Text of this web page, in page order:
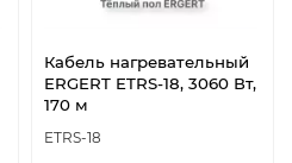
Кабель нагревательный
ERGERT ETRS-18, 3060 Вт,
170 м
ETRS-18